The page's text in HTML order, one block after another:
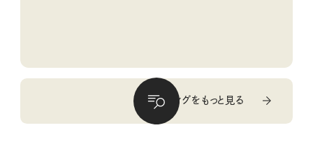
ランキングをもっと見る